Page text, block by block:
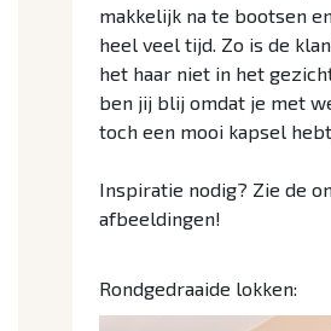
makkelijk na te bootsen
heel veel tijd. Zo is de
het haar niet in het
ben jij blij omdat je met
toch een mooi kapsel
Inspiratie nodig? Zie de
afbeeldingen!
Rondgedraaide lokken: